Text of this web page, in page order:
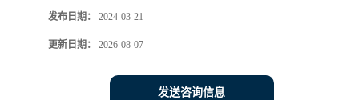
发布日期： 2024-03-21
更新日期： 2026-08-07
发送咨询信息